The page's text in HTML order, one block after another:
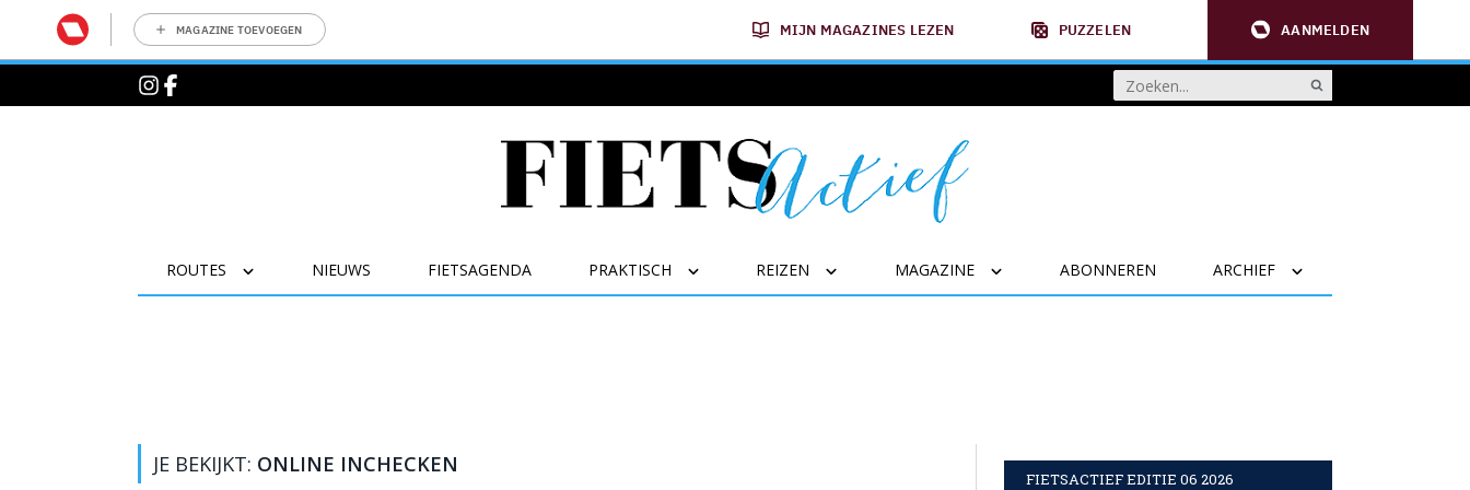
MAGAZINE TOEVOEGEN MIJN MAGAZINES LEZEN PUZZELEN AANMELDEN
ROUTES NIEUWS FIETSAGENDA PRAKTISCH REIZEN MAGAZINE ABONNEREN ARCHIEF
JE BEKIJKT: ONLINE INCHECKEN
FIETSACTIEF EDITIE 06 2026